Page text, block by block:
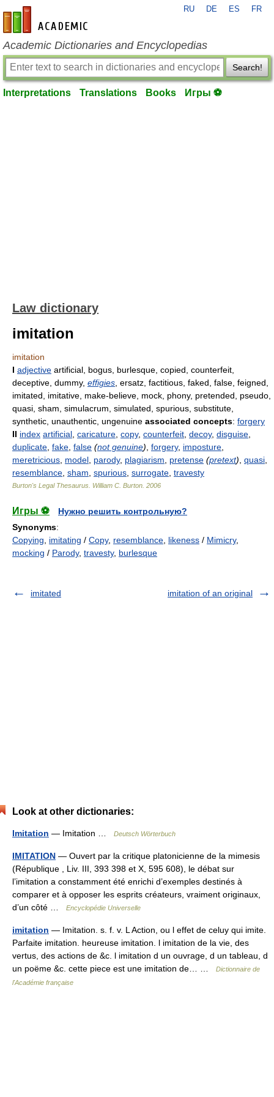
en-academic.com
RU DE ES FR
Academic Dictionaries and Encyclopedias
Search!
Interpretations Translations Books Игры ⚽
Law dictionary
imitation
imitation
I adjective artificial, bogus, burlesque, copied, counterfeit,
deceptive, dummy, effigies , ersatz, factitious, faked, false, feigned,
imitated, imitative, make-believe, mock, phony, pretended, pseudo,
quasi, sham, simulacrum, simulated, spurious, substitute,
synthetic, unauthentic, ungenuine associated concepts: forgery
II index artificial caricature copy, counterfeit decoy, disguise
duplicate fake false (not genuine) forgery, imposture
meretricious model parody, plagiarism pretense (pretext) quasi
resemblance sham spurious surrogate travesty
Burton's Legal Thesaurus. William C. Burton 2006
Игры ⚽
Нужно решить контрольную?
Synonyms:
Copying
imitating / Copy, resemblance likeness / Mimicry,
mocking / Parody, travesty, burlesque
imitated imitation of an original
Look at other dictionaries:
Imitation — Imitation … Deutsch Wörterbuch
IMITATION — Ouvert par la critique platonicienne de la mimesis
(République , Liv. III, 393 398 et X, 595 608), le débat sur
l’imitation a constamment été enrichi d’exemples destinés à
comparer et à opposer les esprits créateurs, vraiment originaux,
d’un côté …
Encyclopédie Universelle
imitation — Imitation. s. f. v. L Action, ou l effet de celuy qui imite.
Parfaite imitation. heureuse imitation. l imitation de la vie, des
vertus, des actions de &c. l imitation d un ouvrage, d un tableau, d
un poëme &c. cette piece est une imitation de… …
Dictionnaire de
l'Académie française